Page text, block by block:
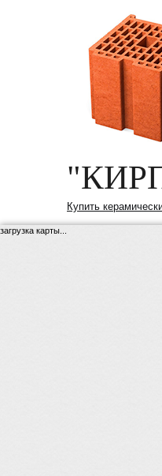
Купить
загрузка карты...